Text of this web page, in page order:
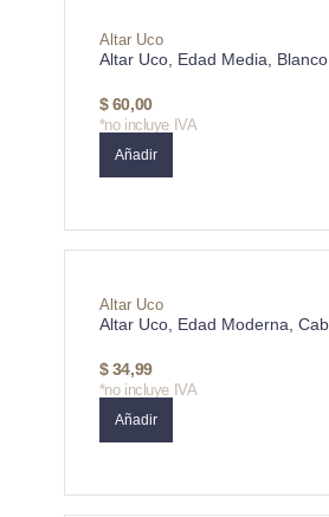
Altar Uco
Altar Uco, Edad Media, Blanco
$60,00
*no incluye IVA
Añadir
Altar Uco
Altar Uco, Edad Moderna,
$34,99
*no incluye IVA
Añadir